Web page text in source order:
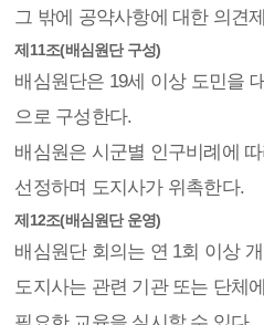
그 밖에 공약사항에 대한 의견
제11조(배심원단 구성)
배심원단은 19세 이상 도민을
으로 구성한다.
배심원은 시군별 인구비례에
선정하며 도지사가 위촉한다.
제12조(배심원단 운영)
배심원단 회의는 연 1회 이상
도지사는 관련 기관 또는 단체